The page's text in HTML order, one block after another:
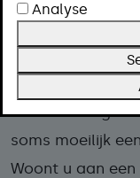
De gemeente
is. Dat lukt niet
en pas uw
De
soms moeilijk
Woont u aan
Analyse